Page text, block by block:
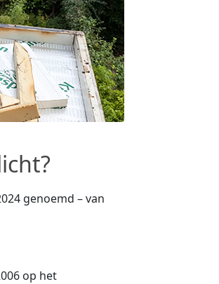
genoemd – van
op het